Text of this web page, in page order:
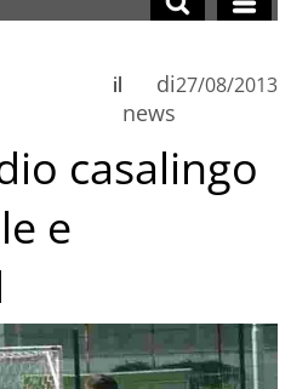
di
news
il 27/08/2013
casalingo
e